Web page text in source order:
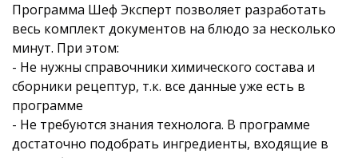
Программа Шеф Эксперт позволяет разработать
весь комплект документов на блюдо за несколько
минут. При этом:
- Не нужны справочники химического состава и
сборники рецептур, т.к. все данные уже есть в
программе
- Не требуются знания технолога. В программе
достаточно подобрать ингредиенты, входящие в